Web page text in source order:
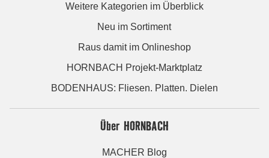
Weitere Kategorien im Überblick
Neu im Sortiment
Raus damit im Onlineshop
HORNBACH Projekt-Marktplatz
BODENHAUS: Fliesen. Platten. Dielen
Über HORNBACH
MACHER Blog